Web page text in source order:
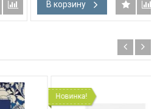
В корзину
Новинка!